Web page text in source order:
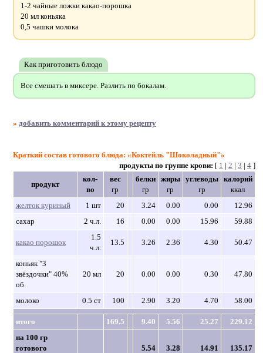
1-2 чайные ложки какао-порошка
20 мл коньяка
0,5 чашки молока
Как приготовить блюдо
Все смешать в миксере. Разлить по бокалам.
» добавить комментарий к этому рецепту
Краткий состав готового блюда: «Коктейль "Шоколадный"»
продукты по группе крови: [ 1 | 2 | 3 | 4]
продукт
кол-
во
вес
гр
белки
гр
жиры
гр
углеводы
гр
калорий
ккал
желток куриный
1 шт 20 3.24 0.00 0.00
12.96
сахар
2 ч.л. 16 0.00 0.00 15.96 59.88
какао порошок
1.5
ч.л.
13.5 3.26 2.36 4.30 50.47
коньяк "3
звёздочки" 40%
об.
20 мл 20 0.00 0.00 0.30 47.80
молоко 0.5 ст 100 2.90 3.20 4.70 58.00
итого 169.5 9.40 5.56 25.27
229.12
на 100 гр
готового
5.54 3.28 14.91 135.17